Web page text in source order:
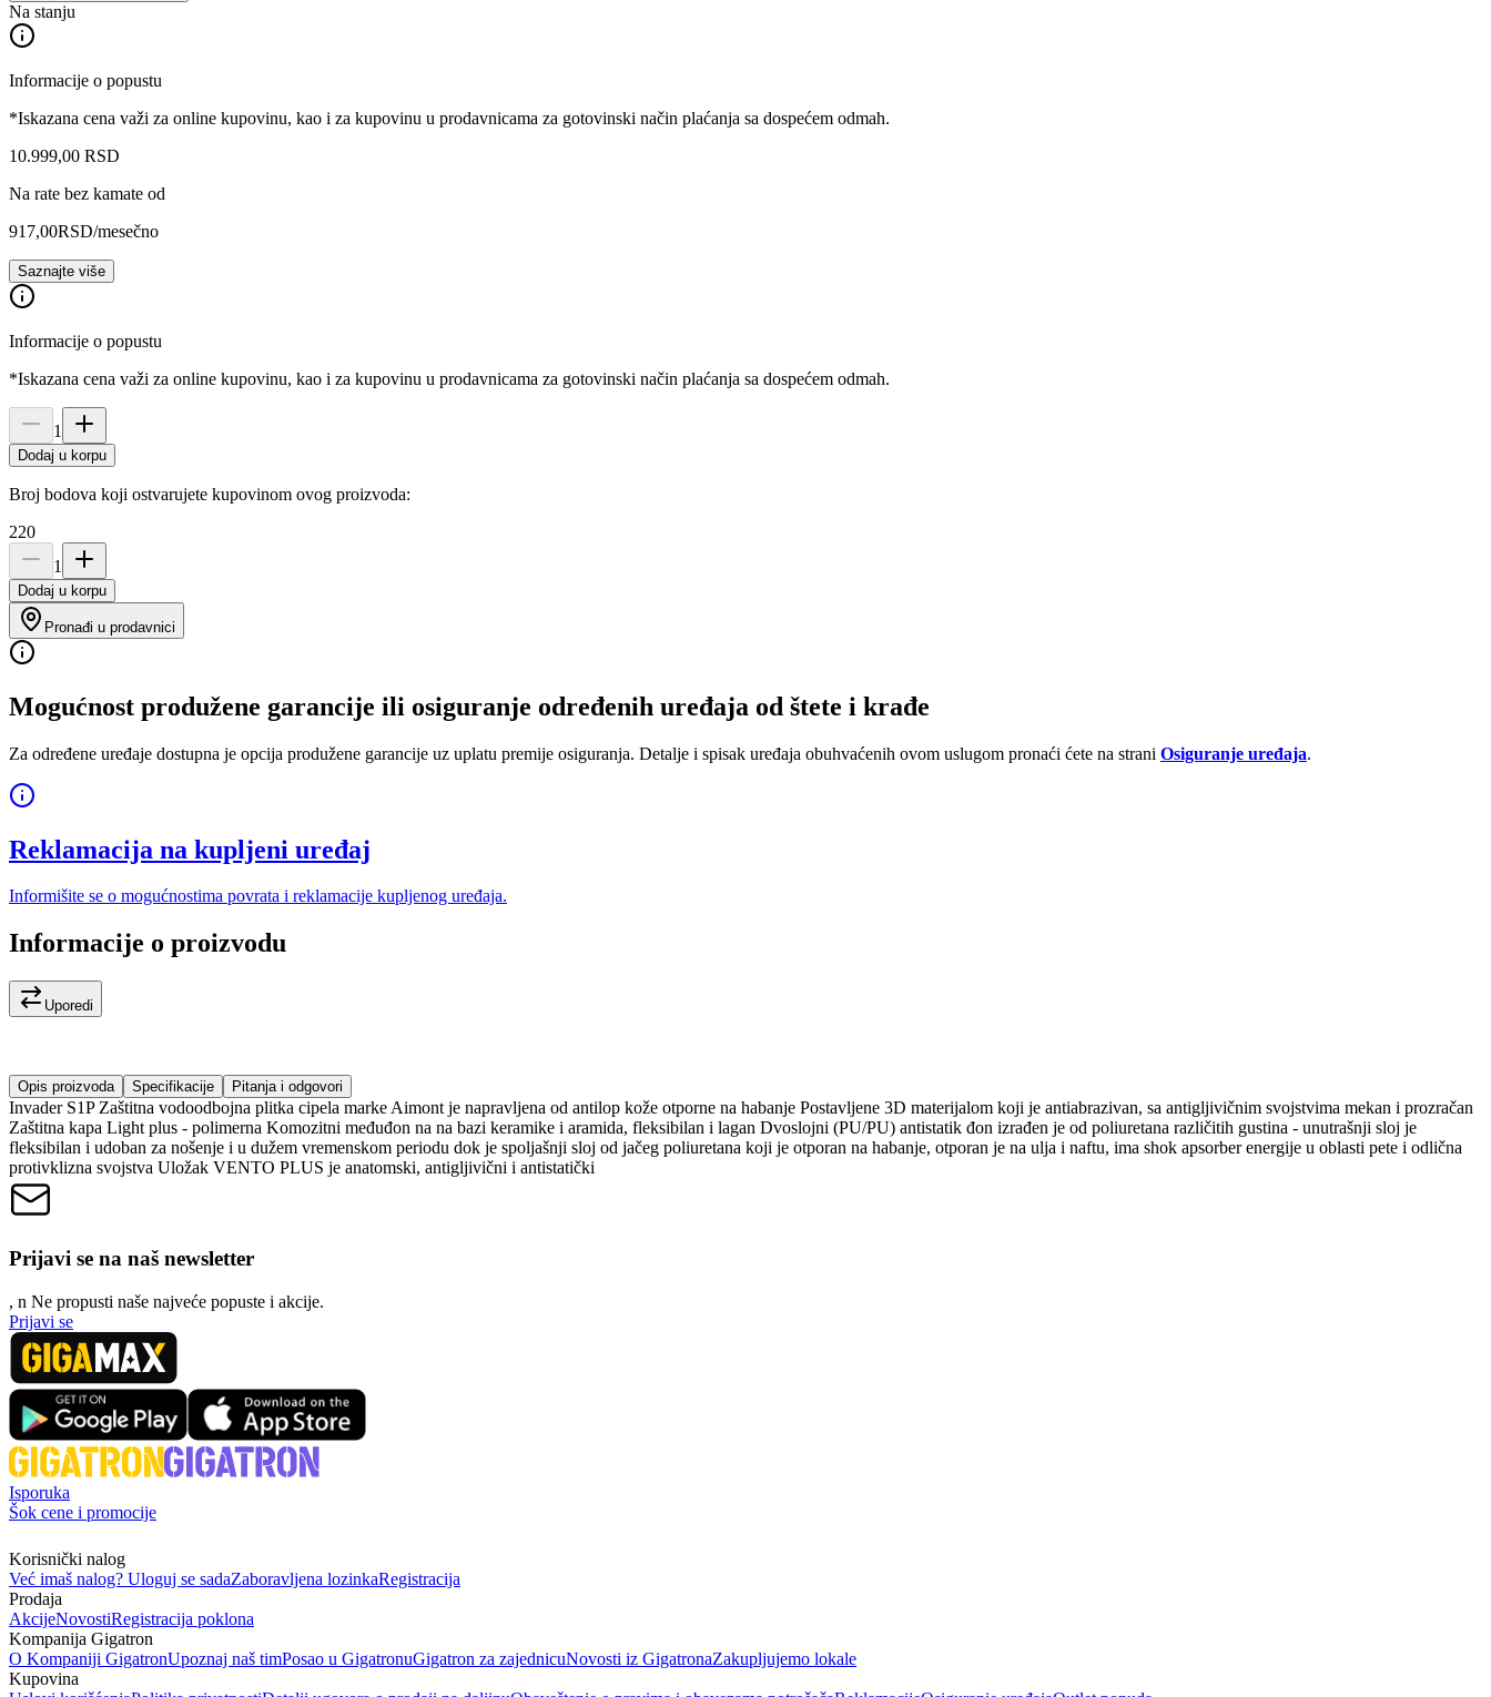
Na stanju
Informacije o popustu
*Iskazana cena važi za online kupovinu, kao i za kupovinu u prodavnicama za gotovinski način plaćanja sa dospećem odmah.
10.999,00 RSD
Na rate bez kamate od
917,00RSD/mesečno
Saznajte više
Informacije o popustu
*Iskazana cena važi za online kupovinu, kao i za kupovinu u prodavnicama za gotovinski način plaćanja sa dospećem odmah.
1
Dodaj u korpu
Broj bodova koji ostvarujete kupovinom ovog proizvoda:
220
1
Dodaj u korpu
Pronađi u prodavnici
Mogućnost produžene garancije ili osiguranje određenih uređaja od štete i krađe
Za određene uređaje dostupna je opcija produžene garancije uz uplatu premije osiguranja. Detalje i spisak uređaja obuhvaćenih ovom uslugom pronaći ćete na strani Osiguranje uređaja.
Reklamacija na kupljeni uređaj
Informišite se o mogućnostima povrata i reklamacije kupljenog uređaja.
Informacije o proizvodu
Uporedi
Opis proizvoda Specifikacije Pitanja i odgovori
Invader S1P Zaštitna vodoodbojna plitka cipela marke Aimont je napravljena od antilop kože otporne na habanje Postavljene 3D materijalom koji je antiabrazivan, sa antigljivičnim svojstvima mekan i prozračan
Zaštitna kapa Light plus - polimerna Komozitni međuđon na na bazi keramike i aramida, fleksibilan i lagan Dvoslojni (PU/PU) antistatik đon izrađen je od poliuretana različitih gustina - unutrašnji sloj je
fleksibilan i udoban za nošenje i u dužem vremenskom periodu dok je spoljašnji sloj od jačeg poliuretana koji je otporan na habanje, otporan je na ulja i naftu, ima shok apsorber energije u oblasti pete i odlična
protivklizna svojstva Uložak VENTO PLUS je anatomski, antigljivični i antistatički
Prijavi se na naš newsletter
, n Ne propusti naše najveće popuste i akcije.
Prijavi se
Isporuka
Šok cene i promocije
Korisnički nalog
Već imaš nalog? Uloguj se sadaZaboravljena lozinkaRegistracija
Prodaja
AkcijeNovostiRegistracija poklona
Kompanija Gigatron
O Kompaniji GigatronUpoznaj naš timPosao u GigatronuGigatron za zajednicuNovosti iz GigatronaZakupljujemo lokale
Kupovina